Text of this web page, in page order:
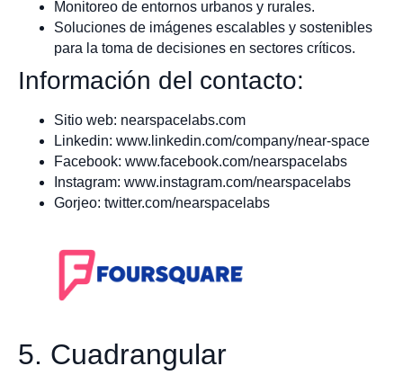
Monitoreo de entornos urbanos y rurales.
Soluciones de imágenes escalables y sostenibles
para la toma de decisiones en sectores críticos.
Información del contacto:
Sitio web: nearspacelabs.com
Linkedin: www.linkedin.com/company/near-space
Facebook: www.facebook.com/nearspacelabs
Instagram: www.instagram.com/nearspacelabs
Gorjeo: twitter.com/nearspacelabs
5. Cuadrangular